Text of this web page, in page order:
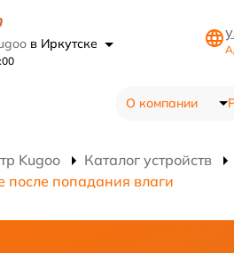
в Иркутске
О компании
Kugoo Каталог устройств
после попадания влаги